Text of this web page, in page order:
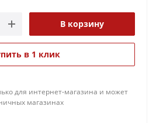
В корзину
в 1 клик
для интернет-магазина и может
магазинах